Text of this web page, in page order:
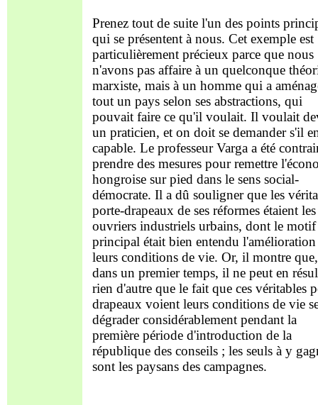
Prenez tout de suite l'un des points
qui se présentent à nous. Cet exemple est
particulièrement précieux parce que nous
n'avons pas affaire à un quelconque
marxiste, mais à un homme qui a
tout un pays selon ses abstractions, qui
pouvait faire ce qu'il voulait. Il voulait
un praticien, et on doit se demander s'il
capable. Le professeur Varga a été
prendre des mesures pour remettre
hongroise sur pied dans le sens social-
démocrate. Il a dû souligner que les
porte-drapeaux de ses réformes étaient les
ouvriers industriels urbains, dont le motif
principal était bien entendu l'amélioration
leurs conditions de vie. Or, il montre que,
dans un premier temps, il ne peut en
rien d'autre que le fait que ces véritables
drapeaux voient leurs conditions de vie
dégrader considérablement pendant la
première période d'introduction de la
république des conseils ; les seuls à y
sont les paysans des campagnes.